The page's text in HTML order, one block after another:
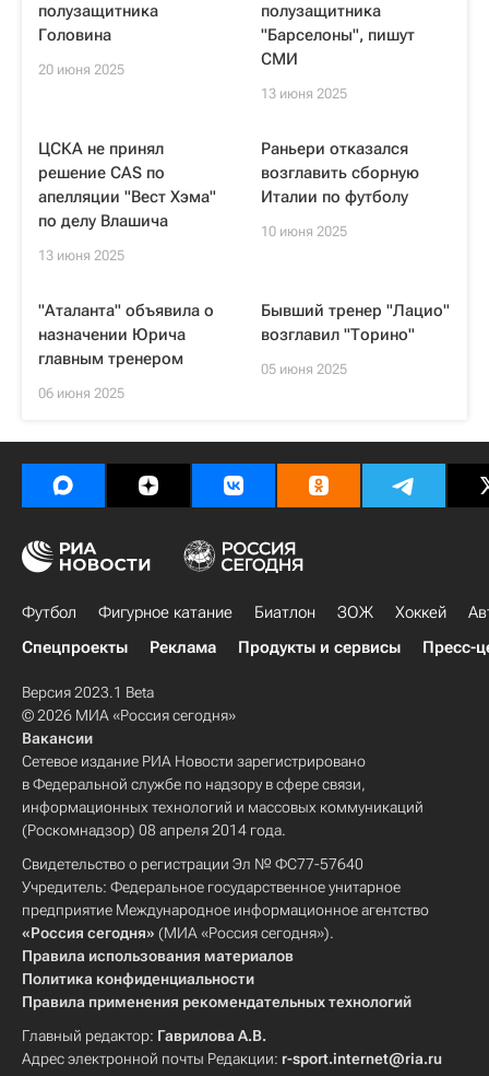
полузащитника
Головина
20 июня 2025
полузащитника
"Барселоны", пишут
СМИ
13 июня 2025
ЦСКА не принял
решение CAS по
апелляции "Вест Хэма"
по делу Влашича
13 июня 2025
Раньери отказался
возглавить сборную
Италии по футболу
10 июня 2025
"Аталанта" объявила о
назначении Юрича
главным тренером
06 июня 2025
Бывший тренер "Лацио"
возглавил "Торино"
05 июня 2025
Футбол Фигурное катание Биатлон ЗОЖ Хоккей
Спецпроекты
Реклама Продукты и сервисы Пресс-
Версия 2023.1 Beta
© 2026 МИА «Россия сегодня»
Вакансии
Сетевое издание РИА Новости зарегистрировано
в Федеральной службе по надзору в сфере связи,
информационных технологий и массовых коммуникаций
(Роскомнадзор) 08 апреля 2014 года.
Свидетельство о регистрации Эл № ФС77-57640
Учредитель: Федеральное государственное унитарное
предприятие Международное информационное агентство
«Россия сегодня» (МИА «Россия сегодня»).
Правила использования материалов
Политика конфиденциальности
Правила применения рекомендательных технологий
Главный редактор: Гаврилова А.В.
Адрес электронной почты Редакции: r-sport.internet@ria.ru